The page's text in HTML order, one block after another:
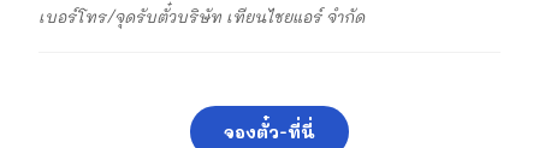
เบอร์โทร/จุดรับตั๋วบริษัท เทียนไชยแอร์ จำกัด
จองตั๋ว-ที่นี่